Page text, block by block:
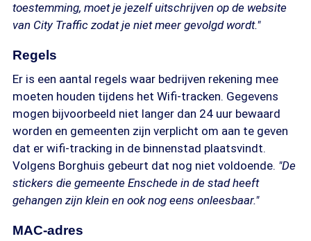
toestemming, moet je jezelf uitschrijven op de website
van City Traffic zodat je niet meer gevolgd wordt."
Regels
Er is een aantal regels waar bedrijven rekening mee
moeten houden tijdens het Wifi-tracken. Gegevens
mogen bijvoorbeeld niet langer dan 24 uur bewaard
worden en gemeenten zijn verplicht om aan te geven
dat er wifi-tracking in de binnenstad plaatsvindt.
Volgens Borghuis gebeurt dat nog niet voldoende. "De
stickers die gemeente Enschede in de stad heeft
gehangen zijn klein en ook nog eens onleesbaar."
MAC-adres